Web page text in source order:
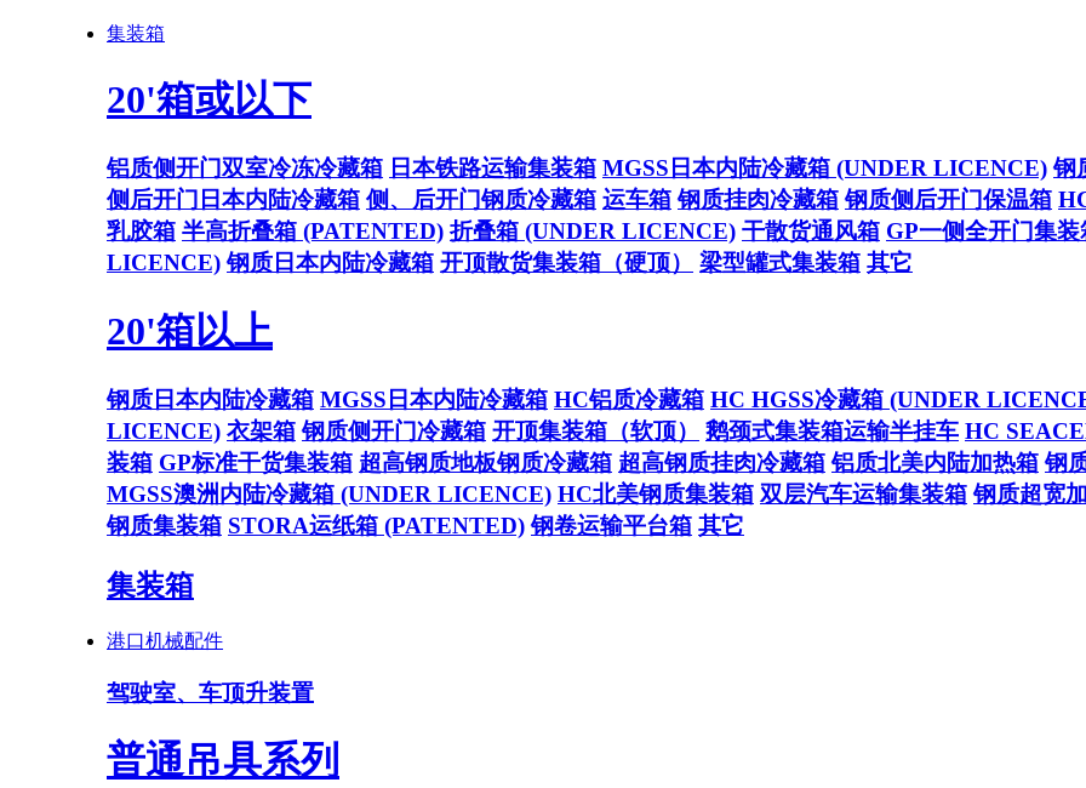
集装箱
20'箱或以下
铝质侧开门双室冷冻冷藏箱 日本铁路运输集装箱 MGSS日本内陆冷藏箱 (UNDER LICENCE) 钢
侧后开门日本内陆冷藏箱 侧、后开门钢质冷藏箱 运车箱 钢质挂肉冷藏箱 钢质侧后开门保温箱
乳胶箱 半高折叠箱 (PATENTED) 折叠箱 (UNDER LICENCE) 干散货通风箱 GP一侧全开门集装
LICENCE) 钢质日本内陆冷藏箱 开顶散货集装箱（硬顶） 梁型罐式集装箱 其它
20'箱以上
钢质日本内陆冷藏箱 MGSS日本内陆冷藏箱 HC铝质冷藏箱 HC HGSS冷藏箱 (UNDER
LICENCE) 衣架箱 钢质侧开门冷藏箱 开顶集装箱（软顶） 鹅颈式集装箱运输半挂车 HC
装箱 GP标准干货集装箱 超高钢质地板钢质冷藏箱 超高钢质挂肉冷藏箱 铝质北美内陆加热箱 钢
MGSS澳洲内陆冷藏箱 (UNDER LICENCE) HC北美钢质集装箱 双层汽车运输集装箱 钢质超宽
钢质集装箱 STORA运纸箱 (PATENTED) 钢卷运输平台箱 其它
集装箱
港口机械配件
驾驶室、车顶升装置
普通吊具系列